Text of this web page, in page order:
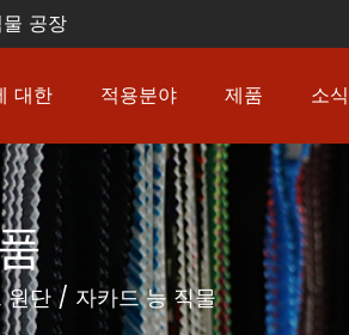
공장
대한 적용분야 제품 소식
원단/ 자카드 능 직물